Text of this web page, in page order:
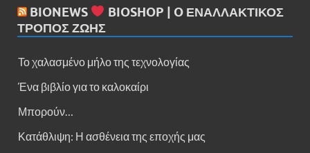
BIONEWS
BIOSHOP | O ΕΝΑΛΛΑΚΤΙΚΌΣ
ΤΡΌΠΟΣ ΖΩΉΣ
Το χαλασμένο μήλο της τεχνολογίας
Ένα βιβλίο για το καλοκαίρι
Μπορούν…
Κατάθλιψη: Η ασθένεια της εποχής μας